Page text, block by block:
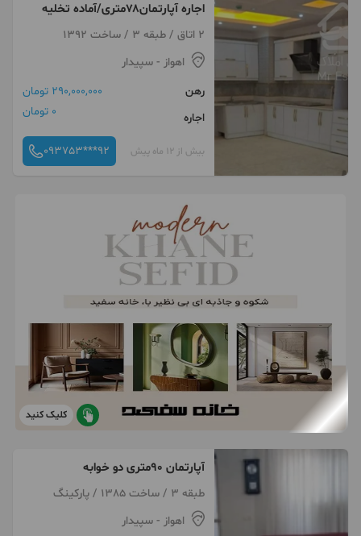
اجاره آپارتمان۷۸متری/آماده تخلیه
2 اتاق / طبقه 3 / ساخت 1392
اهواز - سپیدار
رهن
290,000,000 تومان
اجاره
0 تومان
بیش از 12 ماه پیش 093753***92
کلیک کنید
آپارتمان ۹۰متری دو خوابه
طبقه 3 / ساخت 1385 / پارکینگ
اهواز - سپیدار